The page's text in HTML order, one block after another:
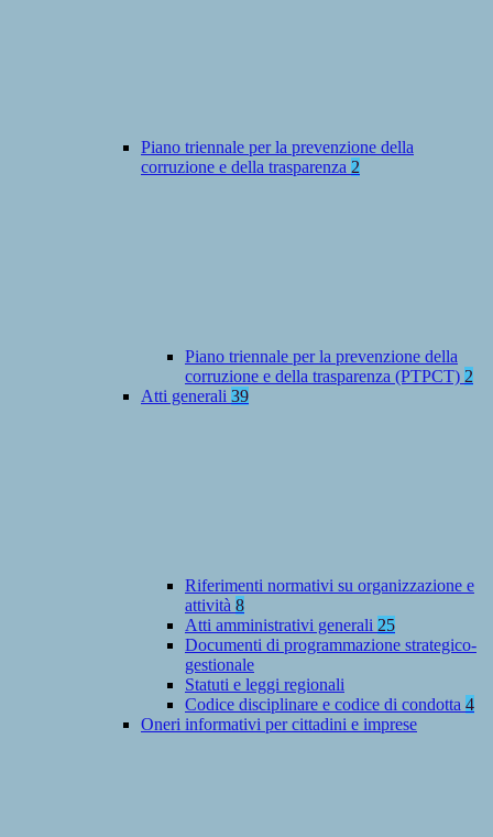
Piano triennale per la prevenzione della
corruzione e della trasparenza 2
Piano triennale per la prevenzione della
corruzione e della trasparenza (PTPCT) 2
Atti generali 39
Riferimenti normativi su organizzazione e
attività 8
Atti amministrativi generali 25
Documenti di programmazione strategico-
gestionale
Statuti e leggi regionali
Codice disciplinare e codice di condotta 4
Oneri informativi per cittadini e imprese